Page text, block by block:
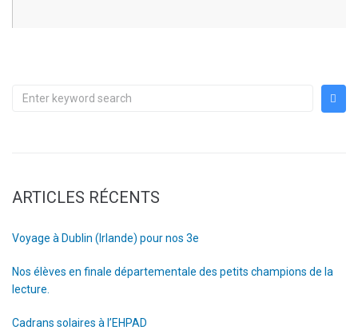
ARTICLES RÉCENTS
Voyage à Dublin (Irlande) pour nos 3e
Nos élèves en finale départementale des petits champions de la
lecture.
Cadrans solaires à l’EHPAD